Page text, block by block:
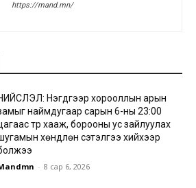
https://mand.mn/
Нэгдүгээр хорооллын арын
наймдугаар сарын 6-ны 23:00
түр хааж, борооны ус зайлуулах
хөндлөн сэтэлгээ хийхээр
- 8 сар 6, 2026